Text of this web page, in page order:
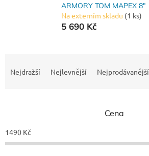
ARMORY TOM MAPEX 8"
Na externím skladu (1 ks)
5 690 Kč
p
r
o
Nejdražší Nejlevnější Nejprodávanější
Cena
1490 Kč